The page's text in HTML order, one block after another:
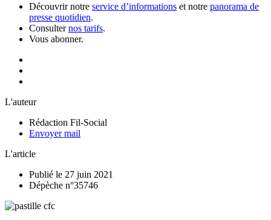
Découvrir notre service d’informations et notre panorama de
presse quotidien.
Consulternos tarifs.
Vous abonner.
L'auteur
Rédaction Fil-Social
Envoyer mail
L'article
Publié le 27 juin 2021
Dépèche n°35746